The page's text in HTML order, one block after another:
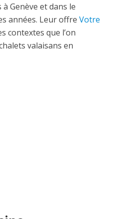
Genève et dans le
années. Leur offreVotre
contextes que l’on
valaisans en